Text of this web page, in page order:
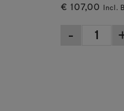
€ 107,00 Incl.